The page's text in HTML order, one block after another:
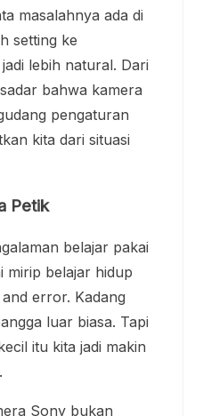
masalahnya ada di
setting ke
lebih natural. Dari
bahwa kamera
pengaturan
kita dari situasi
Petik
belajar pakai
mirip belajar hidup
error. Kadang
luar biasa. Tapi
itu kita jadi makin
Sony bukan